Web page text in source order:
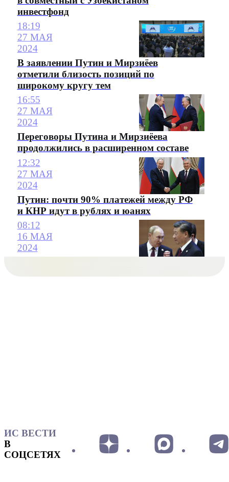
инвестфонд
18:19
27 МАЯ
2024
В заявлении Путин и Мирзиёев
отметили близость позиций по
широкому кругу тем
16:55
27 МАЯ
2024
Переговоры Путина и Мирзиёева
продолжились в расширенном составе
12:32
27 МАЯ
2024
Путин: почти 90% платежей между РФ
и КНР идут в рублях и юанях
08:12
16 МАЯ
2024
ИС ВЕСТИ
В
СОЦСЕТЯХ